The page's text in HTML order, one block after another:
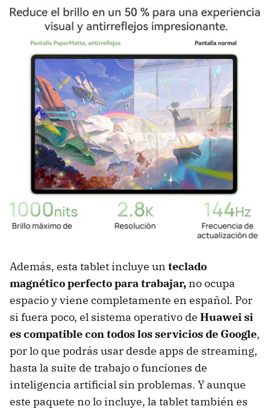
Además, esta tablet incluye un teclado
magnético perfecto para trabajar, no ocupa
espacio y viene completamente en español. Por
si fuera poco, el sistema operativo de Huawei si
es compatible con todos los servicios de Google,
por lo que podrás usar desde apps de streaming,
hasta la suite de trabajo o funciones de
inteligencia artificial sin problemas. Y aunque
este paquete no lo incluye, la tablet también es